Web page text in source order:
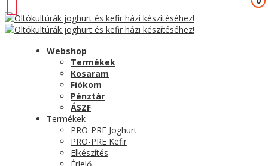
Webshop
Termékek
Kosaram
Fiókom
Pénztár
ÁSZF
Termékek
PRO-PRE Joghurt
PRO-PRE Kefir
Elkészítés